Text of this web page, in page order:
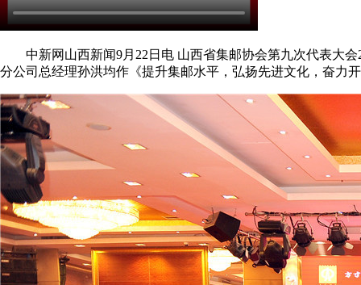
中新网山西新闻9月22日电 山西省集邮协会第九次代表大会
分公司总经理孙洪均作《提升集邮水平，弘扬先进文化，奋力